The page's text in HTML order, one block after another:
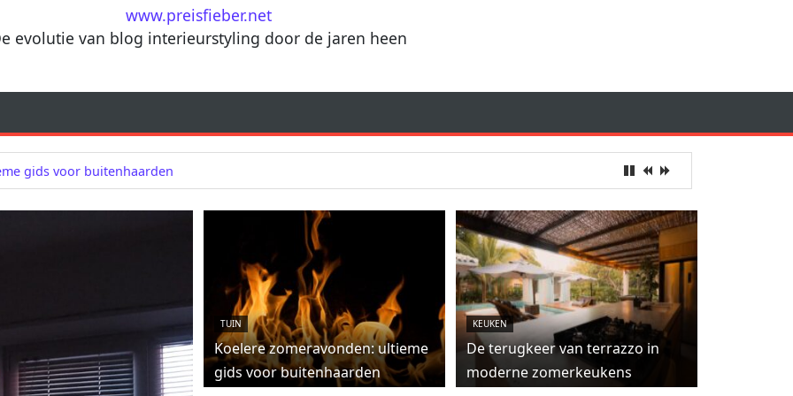
www.preisfieber.net
evolutie van blog interieurstyling door de jaren heen
gids voor buitenhaarden
TUIN
Koelere zomeravonden: ultieme
gids voor buitenhaarden
KEUKEN
De terugkeer van terrazzo in
moderne zomerkeukens